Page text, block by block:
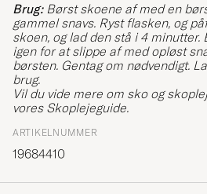
Brug:Børst skoene af med en
gammel snavs. Ryst flasken, og
skoen, og lad den stå i 4
igen for at slippe af med opløst
børsten. Gentag om nødvendigt.
brug.
Vil du vide mere om sko og
vores Skoplejeguide.
ARTIKELNUMMER
19684410